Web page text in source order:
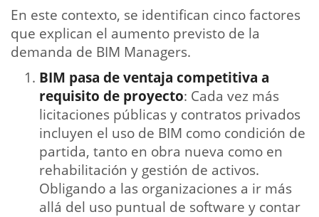
En este contexto, se identifican cinco factores
que explican el aumento previsto de la
demanda de BIM Managers.
BIM pasa de ventaja competitiva a
requisito de proyecto: Cada vez más
licitaciones públicas y contratos privados
incluyen el uso de BIM como condición de
partida, tanto en obra nueva como en
rehabilitación y gestión de activos.
Obligando a las organizaciones a ir más
allá del uso puntual de software y contar